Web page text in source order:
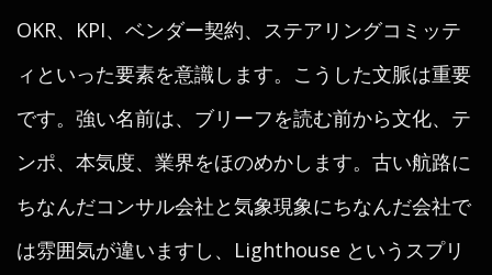
OKR、KPI、ベンダー契約、ステアリングコミッテ
ィといった要素を意識します。こうした文脈は重要
です。強い名前は、ブリーフを読む前から文化、テ
ンポ、本気度、業界をほのめかします。古い航路に
ちなんだコンサル会社と気象現象にちなんだ会社で
は雰囲気が違いますし、Lighthouse というスプリ